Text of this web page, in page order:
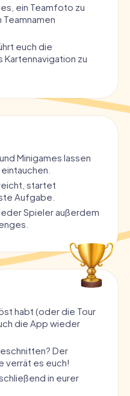
ein Teamfoto zu
Teamnamen
euch die
zu
Minigames lassen
startet
Aufgabe.
Spieler außerdem
habt (oder die Tour
die App wieder
Der
verrät es euch!
in eurer